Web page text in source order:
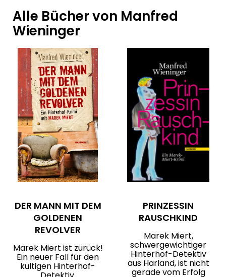
Alle Bücher von Manfred
Wieninger
DER MANN MIT DEM
GOLDENEN
REVOLVER
Marek Miert ist zurück!
Ein neuer Fall für den
kultigen Hinterhof-
PRINZESSIN
RAUSCHKIND
Marek Miert,
schwergewichtiger
Hinterhof-Detektiv
aus Harland, ist nicht
gerade vom Erfolg